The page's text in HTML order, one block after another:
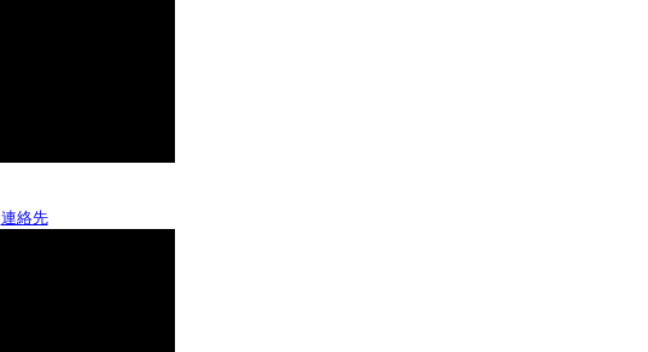
連絡先